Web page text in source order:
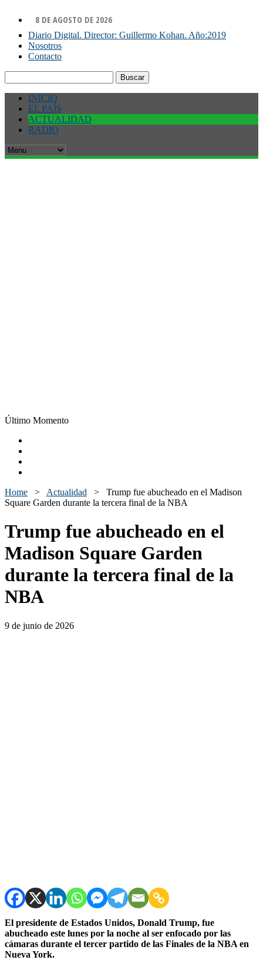
8 DE AGOSTO DE 2026
Diario Digital. Director: Guillermo Kohan. Año:2019
Nosotros
Contacto
INICIO
EL PAÍS
ACTUALIDAD
RADIO
Último Momento
Home > Actualidad > Trump fue abucheado en el Madison
Square Garden durante la tercera final de la NBA
Trump fue abucheado en el
Madison Square Garden
durante la tercera final de la
NBA
9 de junio de 2026
El presidente de Estados Unidos, Donald Trump, fue
abucheado este lunes por la noche al ser enfocado por las
cámaras durante el tercer partido de las Finales de la NBA en
Nueva York.